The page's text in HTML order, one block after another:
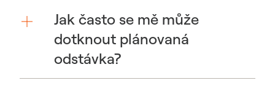
Jak často se mě může
dotknout plánovaná
odstávka?